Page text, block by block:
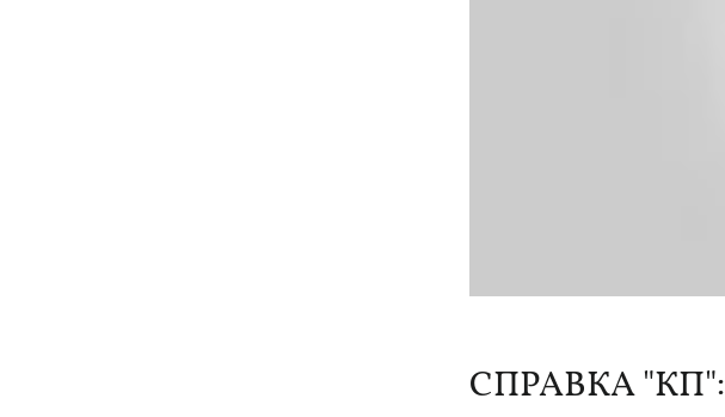
СПРАВКА "КП":